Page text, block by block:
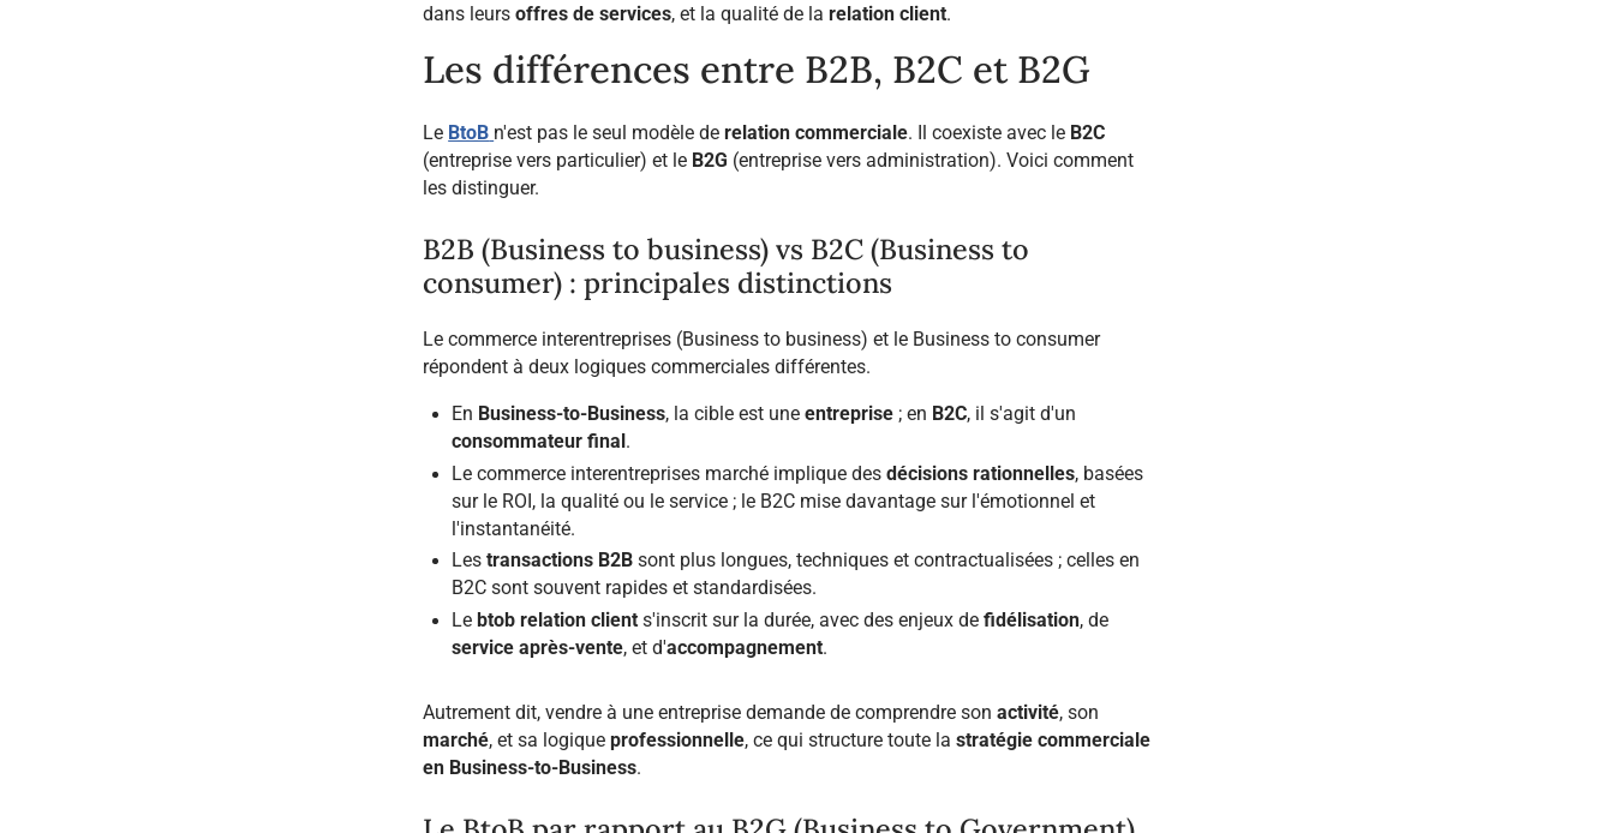
dans leursoffres de services, et la qualité de larelation client.
Les différences entre B2B, B2C et B2G
Le BtoB n'est pas le seul modèle derelation commerciale. Il coexiste avec le B2C
(entreprise vers particulier) et le B2G (entreprise vers administration). Voici comment
les distinguer.
B2B (Business to business) vs B2C (Business to
consumer) : principales distinctions
Le commerce interentreprises (Business to business) et le Business to consumer
répondent à deux logiques commerciales différentes.
En Business-to-Business, la cible est une entreprise; en B2C, il s'agit d'un
consommateur final .
Le commerce interentreprises marché implique des décisions rationnelles, basées
sur le ROI, la qualité ou le service ; le B2C mise davantage sur l'émotionnel et
l'instantanéité.
Les transactions B2Bsont plus longues, techniques et contractualisées ; celles en
B2C sont souvent rapides et standardisées.
Le btob relation clients'inscrit sur la durée, avec des enjeux de fidélisation, de
service après-vente, et d'accompagnement.
Autrement dit, vendre à une entreprise demande de comprendre sonactivité, son
marché, et sa logiqueprofessionnelle, ce qui structure toute lastratégie commerciale
en Business-to-Business.